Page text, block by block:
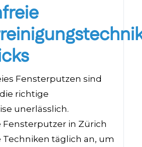
Fensterputzen sind
richtige
unerlässlich.
Fensterputzer in Zürich
täglich an, um